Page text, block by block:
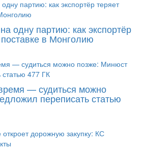
одну партию: как экспортёр
поставке в Монголию
— судиться можно
переписать статью